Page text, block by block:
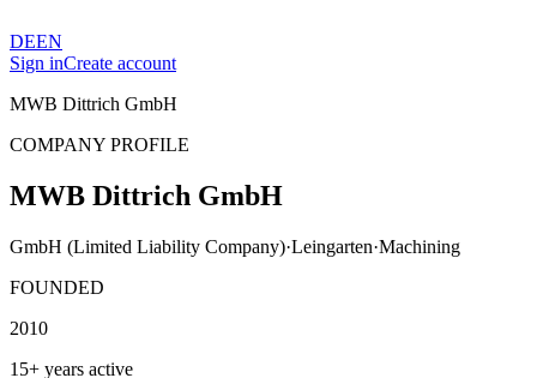
DEEN
Sign inCreate account
MWB Dittrich GmbH
COMPANY PROFILE
MWB Dittrich GmbH
GmbH (Limited Liability Company)·Leingarten·Machining
FOUNDED
2010
15+ years active